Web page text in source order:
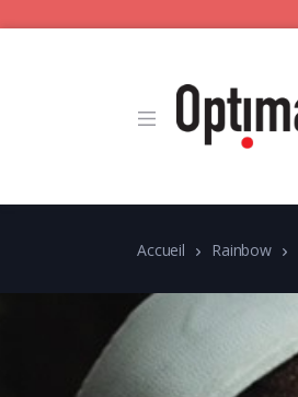
Accueil Rainbow